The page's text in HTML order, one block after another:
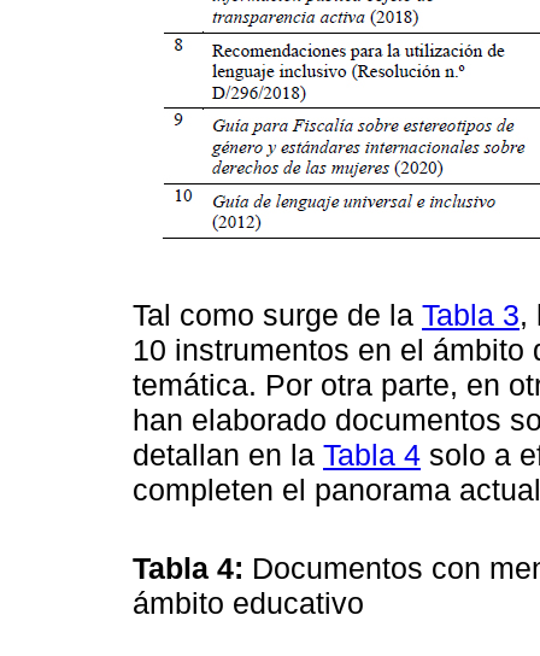
Tal como surge de la Tabla 3,
10 instrumentos en el
temática. Por otra parte, en
han elaborado documentos
detallan en la Tabla 4 solo a
completen el panorama
Tabla 4: Documentos con
ámbito educativo